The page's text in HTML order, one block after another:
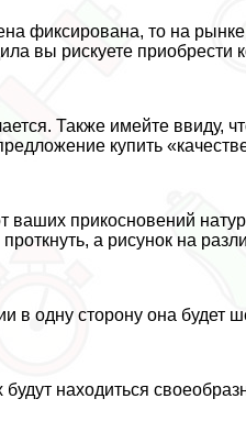
фиксирована, то на
вы рискуете приобрести
Также имейте ввиду,
купить
ваших прикосновений
а рисунок на
в одну сторону она будет
находиться